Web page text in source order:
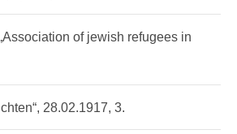
of jewish refugees in
28.02.1917, 3.